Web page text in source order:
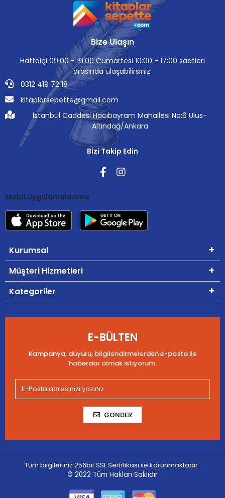
Bize Ulaşın
Haftaiçi 09:00 - 19:00 Cumartesi 10:00 - 17:00 saatleri
arasında ulaşabilirsiniz.
0312 419 72 18
kitaplarsepette@gmail.com
İstanbul Caddesi Hacıbayram Mahallesi No:6 Ulus-
Altındağ/Ankara
Bizi Takip Edin
Mobil Uygulamalarımız
Kurumsal
Müşteri Hizmetleri
Kategoriler
E-BÜLTEN
Kampanya, duyuru, bilgilendirmelerden e-posta ile
haberdar olmak istiyorum.
GÖNDER
Tüm bilgileriniz 256bit SSL Sertifikası ile korunmaktadır.
© 2022 Tüm Hakları Saklıdır